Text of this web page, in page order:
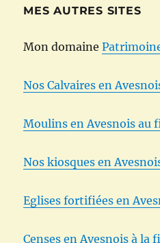
MES AUTRES SITES
Mon domaine
Nos Calvaires en
Moulins en Avesnois au
Nos kiosques en
Eglises fortifiées en
Censes en Avesnois à la